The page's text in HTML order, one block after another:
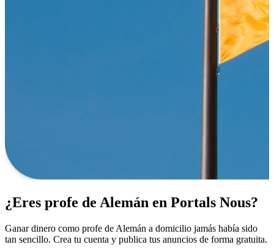
¿Eres profe de Alemán en Portals Nous?
Ganar dinero como profe de Alemán a domicilio jamás había sido
tan sencillo. Crea tu cuenta y publica tus anuncios de forma gratuita.